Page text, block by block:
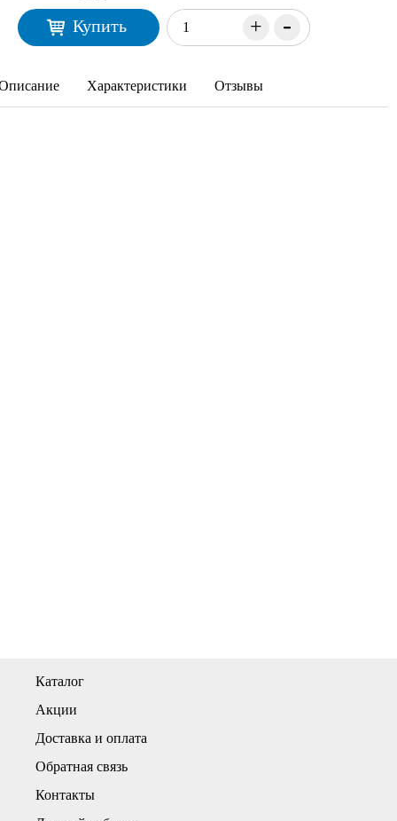
+ -
Купить
Характеристики Отзывы
Каталог
Акции
Доставка и оплата
Обратная связь
Контакты